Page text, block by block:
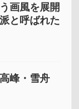
画風を展開
と呼ばれた
峰・雪舟